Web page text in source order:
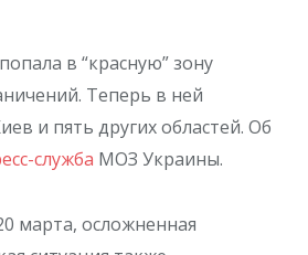
в “красную” зону
Теперь в ней
и пять других областей. Об
служба МОЗ Украины.
марта, осложненная